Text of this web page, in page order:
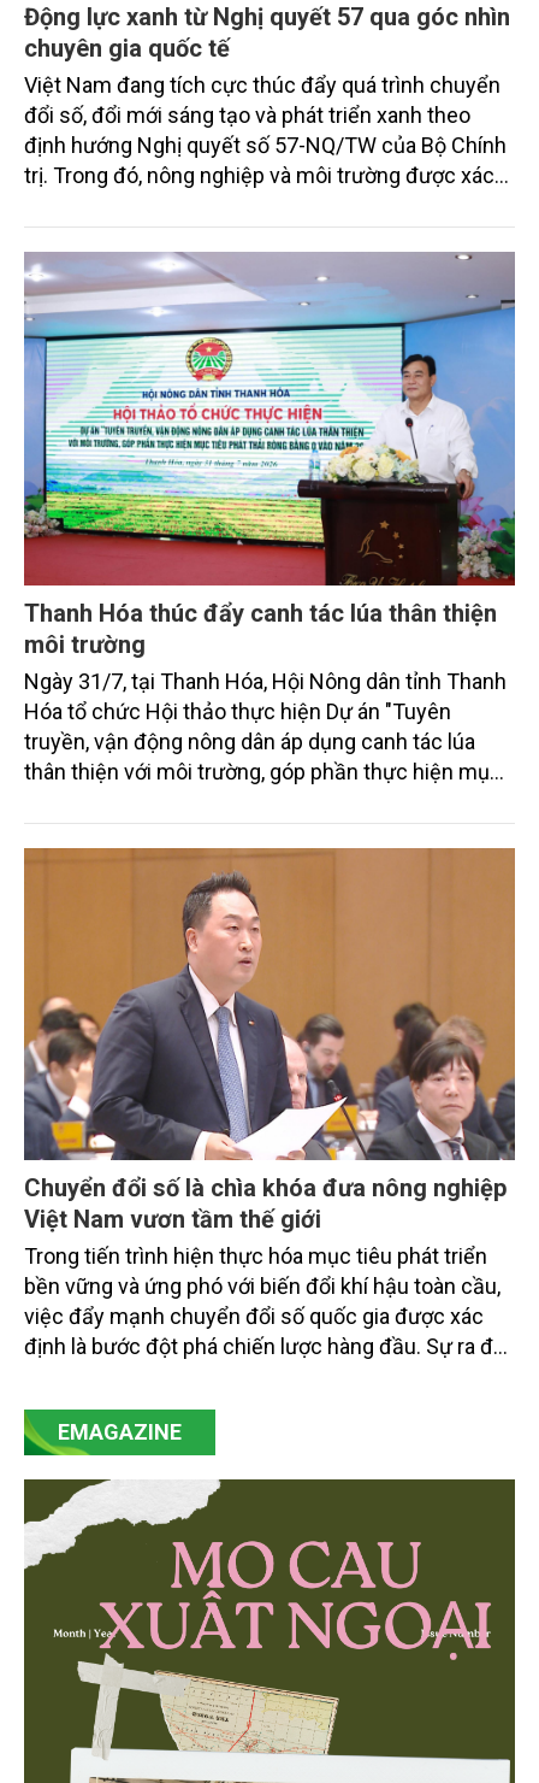
Động lực xanh từ Nghị quyết 57 qua góc nhìn
chuyên gia quốc tế
Việt Nam đang tích cực thúc đẩy quá trình chuyển
đổi số, đổi mới sáng tạo và phát triển xanh theo
định hướng Nghị quyết số 57-NQ/TW của Bộ Chính
trị. Trong đó, nông nghiệp và môi trường được xác
sắc bởi các tiến bộ công nghệ và cam kết bền vững
toàn cầu, đặc biệt là mục tiêu đưa phát thải ròng
bằng 0 (Net-Zero) vào năm 2050.
Thanh Hóa thúc đẩy canh tác lúa thân thiện
môi trường
Ngày 31/7, tại Thanh Hóa, Hội Nông dân tỉnh Thanh
Hóa tổ chức Hội thảo thực hiện Dự án "Tuyên
truyền, vận động nông dân áp dụng canh tác lúa
thân thiện với môi trường, góp phần thực hiện mục
trình thu hút sự tham gia của đông đảo đại biểu đến
từ các cơ quan quản lý nhà nước, đơn vị nghiên cứu,
doanh nghiệp, hợp tác xã và nông dân đang trực
tiếp triển khai mô hình sản xuất lúa phát thải thấp.
Chuyển đổi số là chìa khóa đưa nông nghiệp
Việt Nam vươn tầm thế giới
Trong tiến trình hiện thực hóa mục tiêu phát triển
bền vững và ứng phó với biến đổi khí hậu toàn cầu,
việc đẩy mạnh chuyển đổi số quốc gia được xác
định là bước đột phá chiến lược hàng đầu. Sự ra đời
mạnh mẽ, thúc đẩy quá trình cải cách toàn diện,
minh bạch hóa chuỗi cung ứng và nâng cao hiệu
then chốt là nông nghiệp và môi trường.
EMAGAZINE